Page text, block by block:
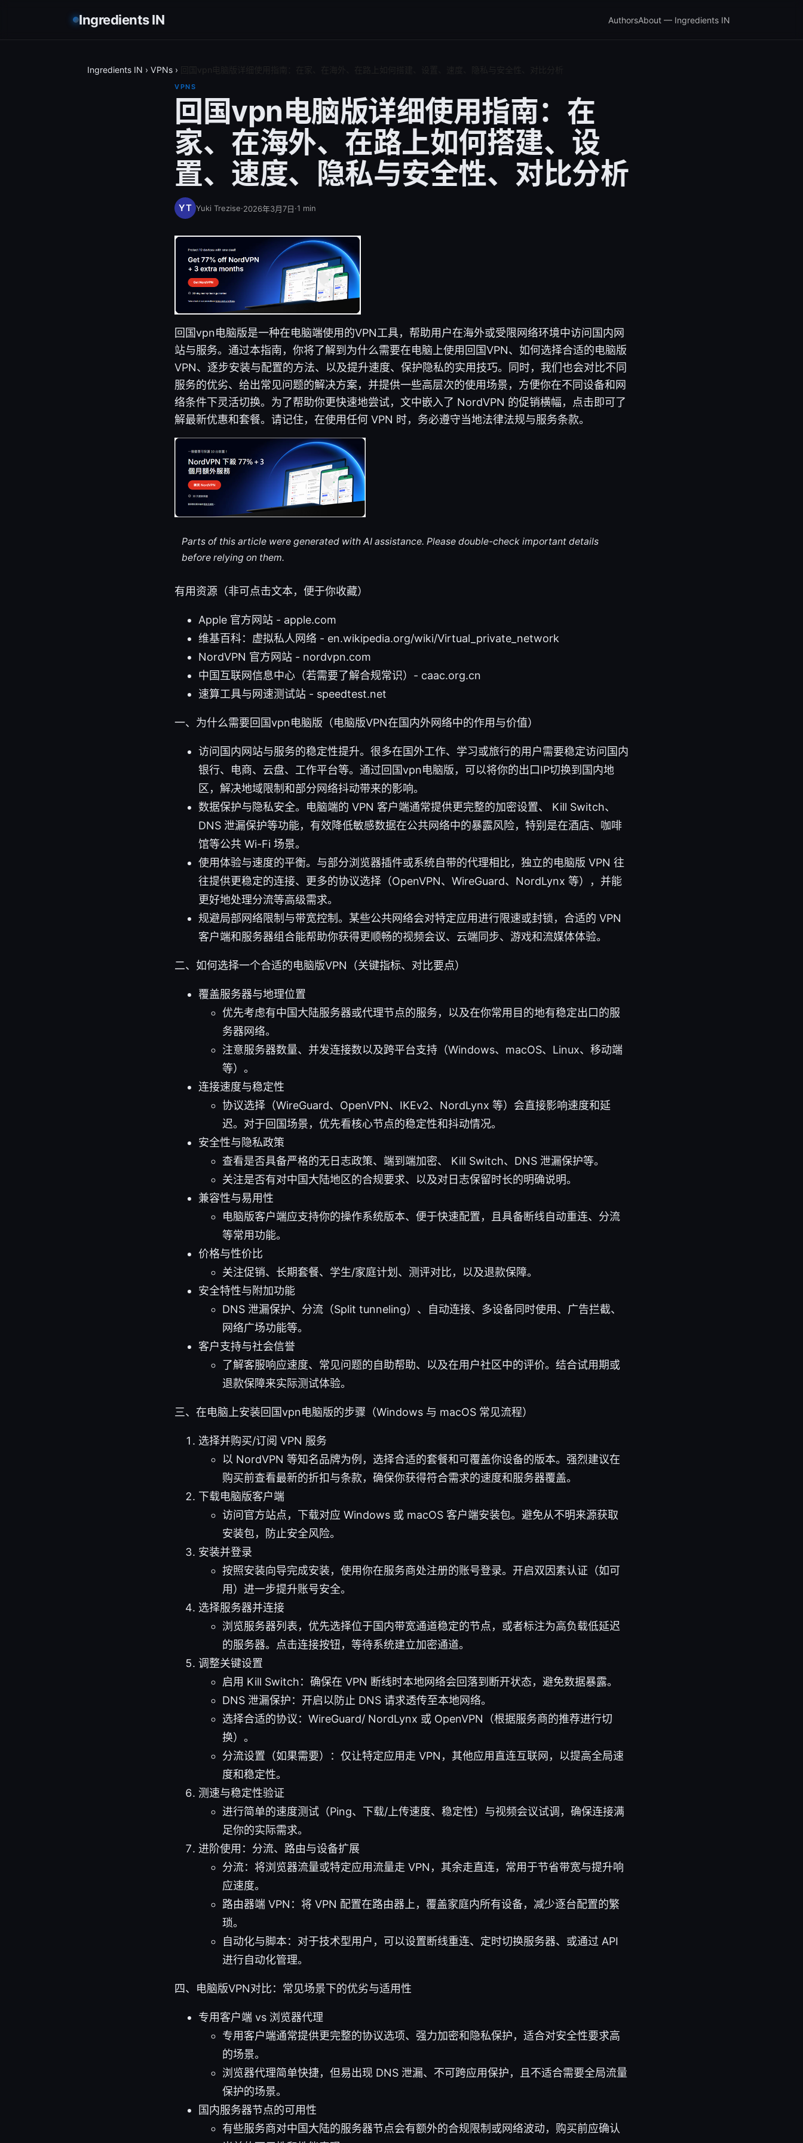
Ingredients IN AuthorsAbout — Ingredients IN
Ingredients IN › VPNs ›
VPNS
回国vpn电脑版详细使用指南：在
家、在海外、在路上如何搭建、设
置、速度、隐私与安全性、对比分析
Yuki Trezise·2026年3月7日·1 min
回国vpn电脑版是一种在电脑端使用的VPN工具，帮助用户在海外或受限网络环境中访问国内网
站与服务。通过本指南，你将了解到为什么需要在电脑上使用回国VPN、如何选择合适的电脑版
VPN、逐步安装与配置的方法、以及提升速度、保护隐私的实用技巧。同时，我们也会对比不同
服务的优劣、给出常见问题的解决方案，并提供一些高层次的使用场景，方便你在不同设备和网
络条件下灵活切换。为了帮助你更快速地尝试，文中嵌入了 NordVPN 的促销横幅，点击即可了
解最新优惠和套餐。请记住，在使用任何 VPN 时，务必遵守当地法律法规与服务条款。
Parts of this article were generated with AI assistance. Please double-check important details
before relying on them.
有用资源（非可点击文本，便于你收藏）
Apple 官方网站 - apple.com
维基百科：虚拟私人网络 - en.wikipedia.org/wiki/Virtual_private_network
NordVPN 官方网站 - nordvpn.com
中国互联网信息中心（若需要了解合规常识）- caac.org.cn
速算工具与网速测试站 - speedtest.net
一、为什么需要回国vpn电脑版（电脑版VPN在国内外网络中的作用与价值）
访问国内网站与服务的稳定性提升。很多在国外工作、学习或旅行的用户需要稳定访问国内
银行、电商、云盘、工作平台等。通过回国vpn电脑版，可以将你的出口IP切换到国内地
区，解决地域限制和部分网络抖动带来的影响。
数据保护与隐私安全。电脑端的 VPN 客户端通常提供更完整的加密设置、 Kill Switch、
DNS 泄漏保护等功能，有效降低敏感数据在公共网络中的暴露风险，特别是在酒店、咖啡
馆等公共 Wi-Fi 场景。
使用体验与速度的平衡。与部分浏览器插件或系统自带的代理相比，独立的电脑版 VPN 往
往提供更稳定的连接、更多的协议选择（OpenVPN、WireGuard、NordLynx 等），并能
更好地处理分流等高级需求。
规避局部网络限制与带宽控制。某些公共网络会对特定应用进行限速或封锁，合适的 VPN
客户端和服务器组合能帮助你获得更顺畅的视频会议、云端同步、游戏和流媒体体验。
二、如何选择一个合适的电脑版VPN（关键指标、对比要点）
覆盖服务器与地理位置
优先考虑有中国大陆服务器或代理节点的服务，以及在你常用目的地有稳定出口的服
务器网络。
注意服务器数量、并发连接数以及跨平台支持（Windows、macOS、Linux、移动端
等）。
连接速度与稳定性
协议选择（WireGuard、OpenVPN、IKEv2、NordLynx 等）会直接影响速度和延
迟。对于回国场景，优先看核心节点的稳定性和抖动情况。
安全性与隐私政策
查看是否具备严格的无日志政策、端到端加密、 Kill Switch、DNS 泄漏保护等。
关注是否有对中国大陆地区的合规要求、以及对日志保留时长的明确说明。
兼容性与易用性
电脑版客户端应支持你的操作系统版本、便于快速配置，且具备断线自动重连、分流
等常用功能。
价格与性价比
关注促销、长期套餐、学生/家庭计划、测评对比，以及退款保障。
安全特性与附加功能
DNS 泄漏保护、分流（Split tunneling）、自动连接、多设备同时使用、广告拦截、
网络广场功能等。
客户支持与社会信誉
了解客服响应速度、常见问题的自助帮助、以及在用户社区中的评价。结合试用期或
退款保障来实际测试体验。
三、在电脑上安装回国vpn电脑版的步骤（Windows 与 macOS 常见流程）
选择并购买/订阅 VPN 服务
以 NordVPN 等知名品牌为例，选择合适的套餐和可覆盖你设备的版本。强烈建议在
购买前查看最新的折扣与条款，确保你获得符合需求的速度和服务器覆盖。
下载电脑版客户端
访问官方站点，下载对应 Windows 或 macOS 客户端安装包。避免从不明来源获取
安装包，防止安全风险。
安装并登录
按照安装向导完成安装，使用你在服务商处注册的账号登录。开启双因素认证（如可
用）进一步提升账号安全。
选择服务器并连接
浏览服务器列表，优先选择位于国内带宽通道稳定的节点，或者标注为高负载低延迟
的服务器。点击连接按钮，等待系统建立加密通道。
调整关键设置
启用 Kill Switch：确保在 VPN 断线时本地网络会回落到断开状态，避免数据暴露。
DNS 泄漏保护：开启以防止 DNS 请求透传至本地网络。
选择合适的协议：WireGuard/ NordLynx 或 OpenVPN（根据服务商的推荐进行切
换）。
分流设置（如果需要）：仅让特定应用走 VPN，其他应用直连互联网，以提高全局速
度和稳定性。
测速与稳定性验证
进行简单的速度测试（Ping、下载/上传速度、稳定性）与视频会议试调，确保连接满
足你的实际需求。
进阶使用：分流、路由与设备扩展
分流：将浏览器流量或特定应用流量走 VPN，其余走直连，常用于节省带宽与提升响
应速度。
路由器端 VPN：将 VPN 配置在路由器上，覆盖家庭内所有设备，减少逐台配置的繁
琐。
自动化与脚本：对于技术型用户，可以设置断线重连、定时切换服务器、或通过 API
进行自动化管理。
四、电脑版VPN对比：常见场景下的优劣与适用性
专用客户端 vs 浏览器代理
专用客户端通常提供更完整的协议选项、强力加密和隐私保护，适合对安全性要求高
的场景。
浏览器代理简单快捷，但易出现 DNS 泄漏、不可跨应用保护，且不适合需要全局流量
保护的场景。
国内服务器节点的可用性
有些服务商对中国大陆的服务器节点会有额外的合规限制或网络波动，购买前应确认